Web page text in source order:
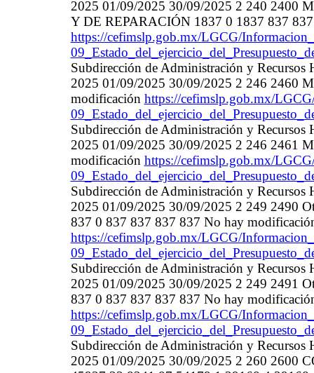
2025 01/09/2025 30/09/2025 2 240 2400
Y DE REPARACIÓN 1837 0 1837 837
https://cefimslp.gob.mx/LGCG/
Subdirección de Administración y
2025 01/09/2025 30/09/2025 2 246 2460
modificación https://cefimslp.gob.mx/
Subdirección de Administración y
2025 01/09/2025 30/09/2025 2 246 2461
modificación https://cefimslp.gob.mx/
Subdirección de Administración y
2025 01/09/2025 30/09/2025 2 249 2490
837 0 837 837 837 837 No hay
https://cefimslp.gob.mx/LGCG/
Subdirección de Administración y
2025 01/09/2025 30/09/2025 2 249 2491
837 0 837 837 837 837 No hay
https://cefimslp.gob.mx/LGCG/
Subdirección de Administración y
2025 01/09/2025 30/09/2025 2 260 2600